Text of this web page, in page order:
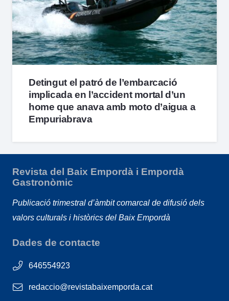
Detingut el patró de l’embarcació
implicada en l’accident mortal d’un
home que anava amb moto d’aigua a
Empuriabrava
Revista del Baix Empordà i Empordà
Gastronòmic
Publicació trimestral d’àmbit comarcal de difusió dels
valors culturals i històrics del Baix Empordà
Dades de contacte
646554923
redaccio@revistabaixemporda.cat